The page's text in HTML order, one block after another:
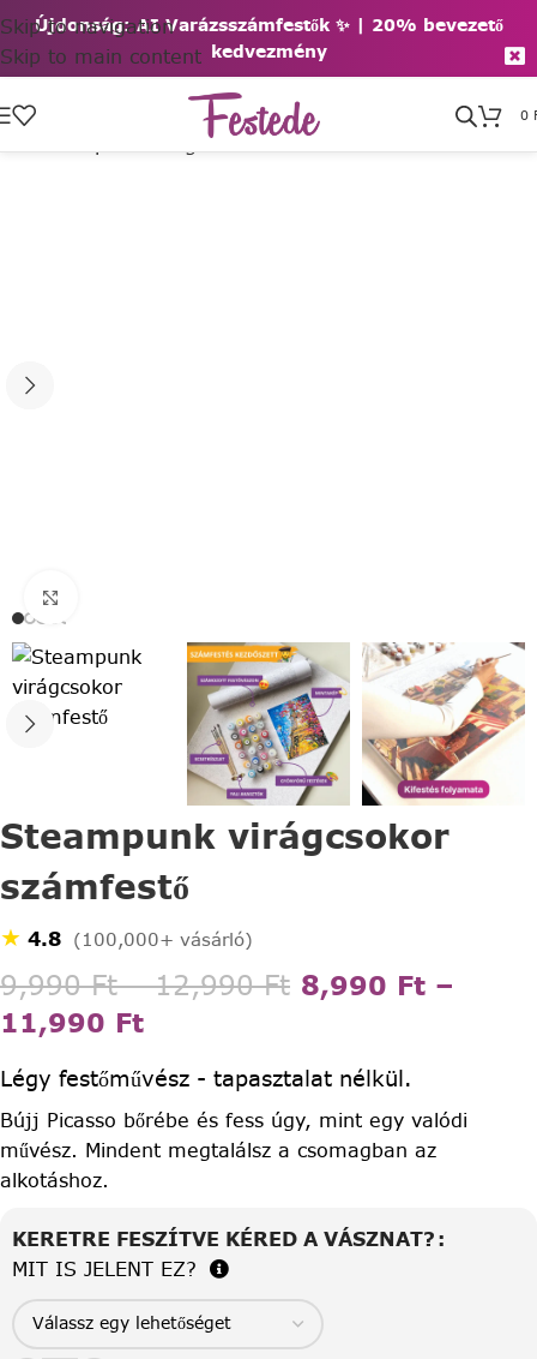
Újdonság: AI Varázsszámfestők ✨ | 20% bevezető
kedvezmény
Skip to navigation
Skip to main content
0
Steampunk virágcsokor
számfestő
★ 4.8 (100,000+ vásárló)
9,990Ft – 12,990Ft 8,990 Ft –
11,990 Ft
Légy festőművész - tapasztalat nélkül.
Bújj Picasso bőrébe és fess úgy, mint egy valódi
művész. Mindent megtalálsz a csomagban az
alkotáshoz.
KERETRE FESZÍTVE KÉRED A VÁSZNAT?
MIT IS JELENT EZ?